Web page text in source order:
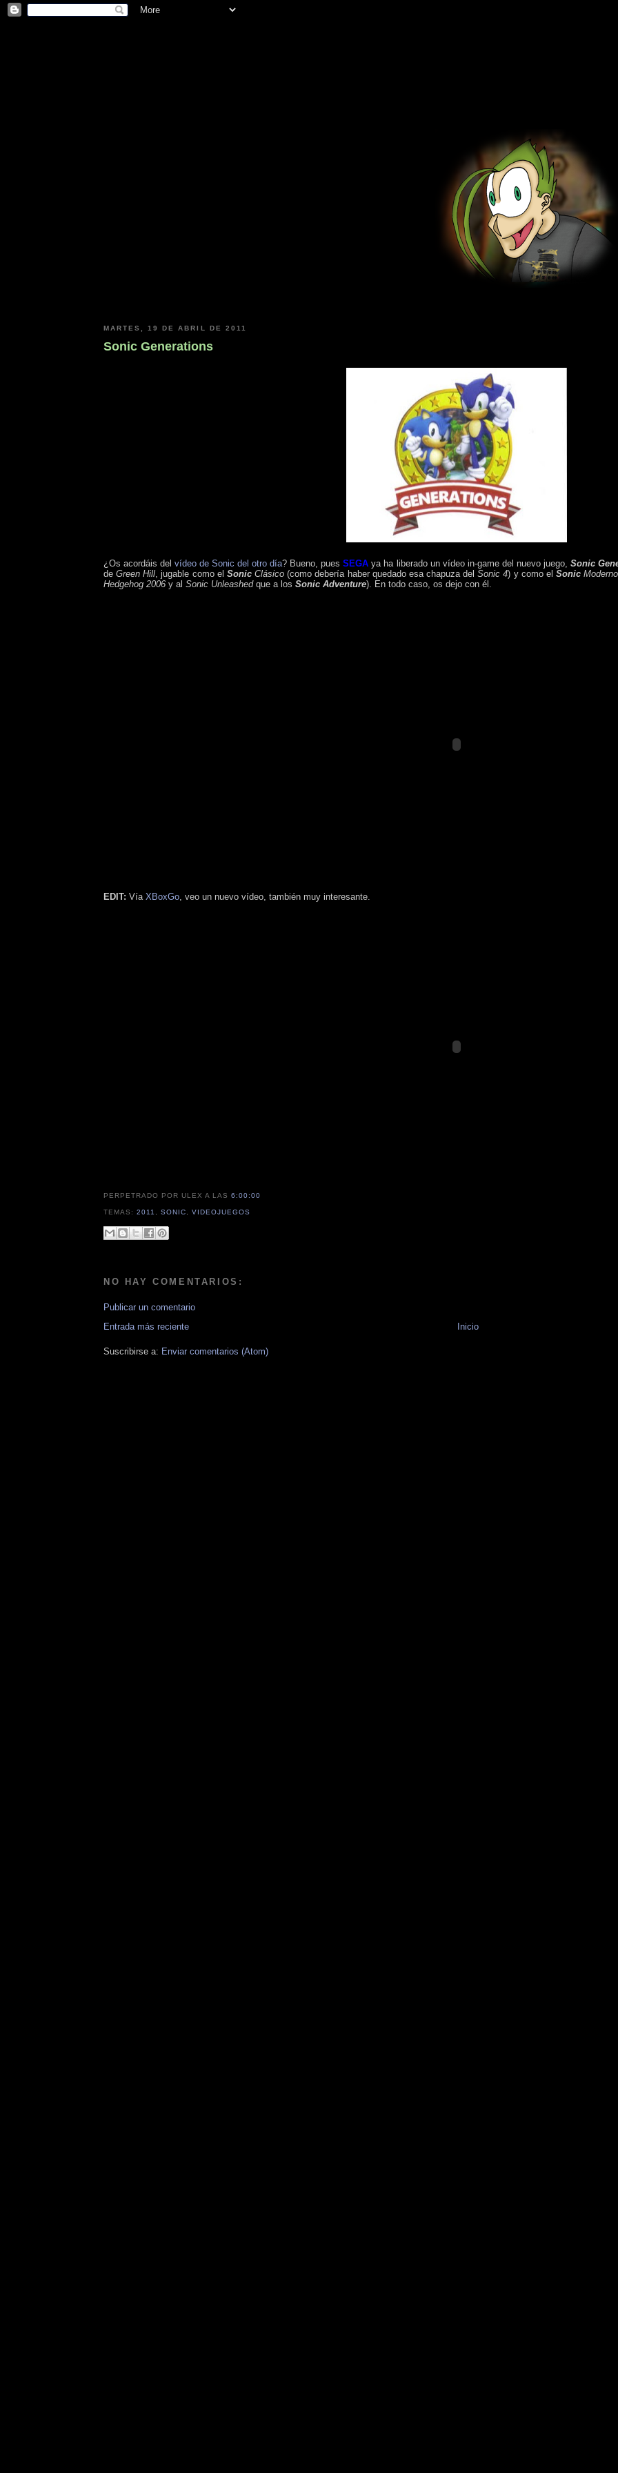
MARTES, 19 DE ABRIL DE 2011
Sonic Generations
¿Os acordáis delvídeo de Sonic del otro día? Bueno, puesSEGA ya ha liberado un vídeo in-game del nuevo juego, Sonic
deGreen Hill, jugable como el SonicClásico (como debería haber quedado esa chapuza delSonic 4) y como el SonicModerno
Hedgehog 2006 y al Sonic Unleashedque a los Sonic Adventure). En todo caso, os dejo con él.
EDIT: Vía XBoxGo, veo un nuevo vídeo, también muy interesante.
PERPETRADO POR ULEXA LAS6:00:00
TEMAS:2011 ,SONIC ,VIDEOJUEGOS
NO HAY COMENTARIOS:
Publicar un comentario
Entrada más reciente
Inicio
Suscribirse a: Enviar comentarios (Atom)